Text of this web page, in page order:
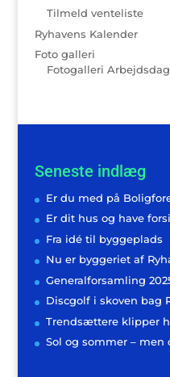
Tilmeld venteliste
Ryhavens Kalender
Foto galleri
Fotogalleri
Seneste indlæg
Er du med på
Er dit hus og have
Fra idé til byggeplads
Nu er byggeriet af
Generalforsamling
Discgolf i skoven bag
Trendsættere klipper
Sol og sommer – men